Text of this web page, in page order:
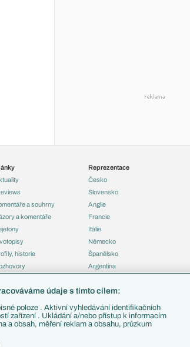
a souhrny
a komentáře
historie
Reprezentace
Česko
Slovensko
Anglie
Francie
Itálie
Německo
Španělsko
Argentina
Zápasy
Livescore
údaje s tímto cílem:
poloze . Aktivní vyhledávání identifikačních
zařízení . Ukládání a/nebo přístup k informacím
a obsah, měření reklam a obsahu, průzkum